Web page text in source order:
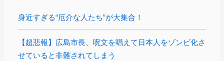
身近すぎる“厄介な人たち”が大集合！
【超悲報】広島市長、呪文を唱えて日本人をゾンビ化さ
せていると非難されてしまう